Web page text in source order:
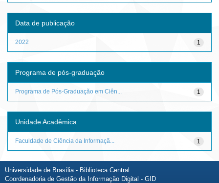
Data de publicação
1
2022
Programa de pós-graduação
1
Programa de Pós-Graduação em Ciên...
Unidade Acadêmica
1
Faculdade de Ciência da Informaçã...
Universidade de Brasília - Biblioteca Central
Coordenadoria de Gestão da Informação Digital - GID